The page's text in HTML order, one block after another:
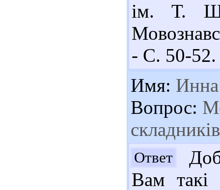
ім. Т.
- С. 50-52.
Имя: Инна
Вопрос:
Ответ
Вам